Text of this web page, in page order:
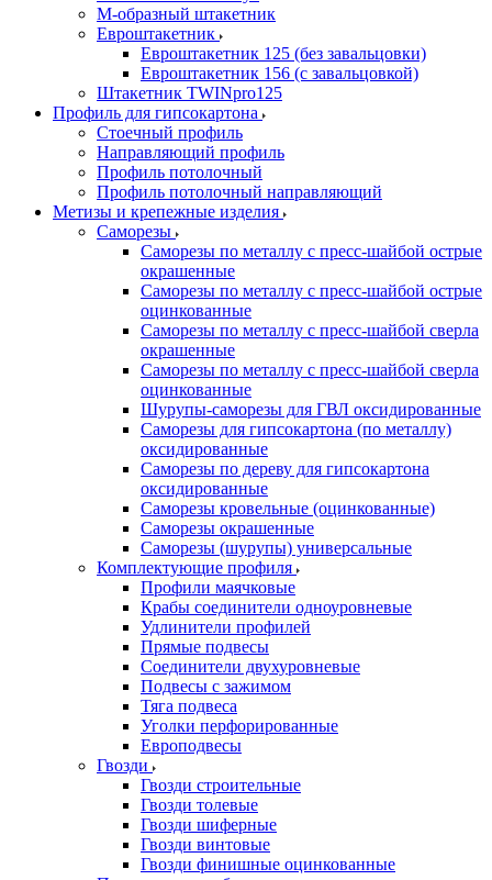
М-образный штакетник
Евроштакетник
Евроштакетник 125 (без завальцовки)
Евроштакетник 156 (с завальцовкой)
Штакетник TWINpro125
Профиль для гипсокартона
Стоечный профиль
Направляющий профиль
Профиль потолочный
Профиль потолочный направляющий
Метизы и крепежные изделия
Саморезы
Саморезы по металлу с пресс-шайбой острые
окрашенные
Саморезы по металлу с пресс-шайбой острые
оцинкованные
Саморезы по металлу с пресс-шайбой сверла
окрашенные
Саморезы по металлу с пресс-шайбой сверла
оцинкованные
Шурупы-саморезы для ГВЛ оксидированные
Саморезы для гипсокартона (по металлу)
оксидированные
Саморезы по дереву для гипсокартона
оксидированные
Саморезы кровельные (оцинкованные)
Саморезы окрашенные
Саморезы (шурупы) универсальные
Комплектующие профиля
Профили маячковые
Крабы соединители одноуровневые
Удлинители профилей
Прямые подвесы
Соединители двухуровневые
Подвесы с зажимом
Тяга подвеса
Уголки перфорированные
Европодвесы
Гвозди
Гвозди строительные
Гвозди толевые
Гвозди шиферные
Гвозди винтовые
Гвозди финишные оцинкованные